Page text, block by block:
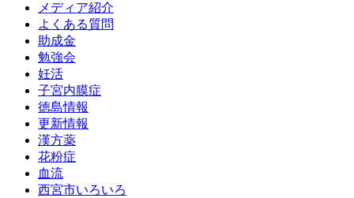
メディア紹介
よくある質問
助成金
勉強会
妊活
子宮内膜症
徳島情報
更新情報
漢方薬
花粉症
血流
西宮市いろいろ